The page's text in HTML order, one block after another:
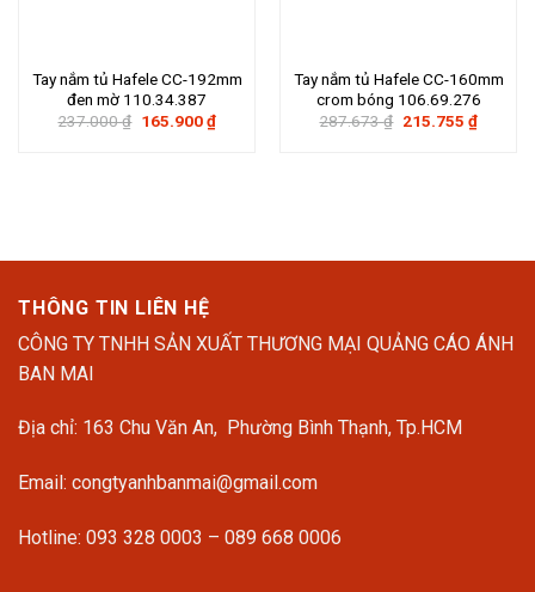
Tay nắm tủ Hafele CC-192mm
đen mờ 110.34.387
237.000₫ Giá
165.900₫Giá
hiện
Tay nắm tủ Hafele CC-160mm
crom bóng 106.69.276
287.673₫ Giá
215.755 ₫Giá
hiện
THÔNG TIN LIÊN HỆ
CÔNG TY TNHH SẢN XUẤT THƯƠNG MẠI QUẢNG CÁO ÁNH
BAN MAI
Địa chỉ: 163 Chu Văn An, Phường Bình Thạnh, Tp.HCM
Email: congtyanhbanmai@gmail.com
Hotline: 093 328 0003 – 089 668 0006